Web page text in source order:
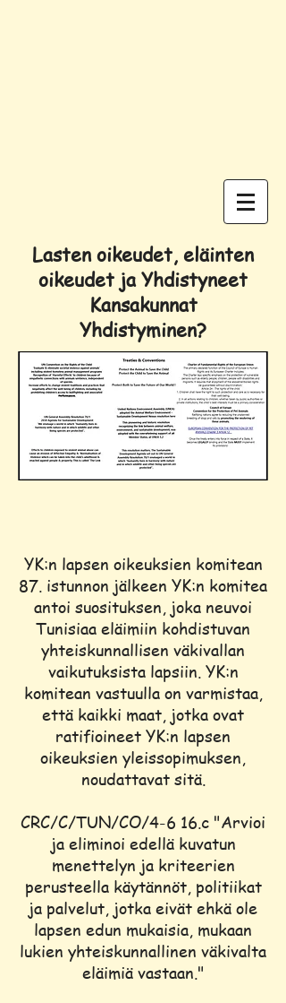
Lasten oikeudet, eläinten
oikeudet ja Yhdistyneet
Kansakunnat
Yhdistyminen?
YK:n lapsen oikeuksien komitean
87. istunnon jälkeen YK:n komitea
antoi suosituksen, joka neuvoi
Tunisiaa eläimiin kohdistuvan
yhteiskunnallisen väkivallan
vaikutuksista lapsiin. YK:n
komitean vastuulla on varmistaa,
että kaikki maat, jotka ovat
ratifioineet YK:n lapsen
oikeuksien yleissopimuksen,
noudattavat sitä.
CRC/C/TUN/CO/4-6 16.c "Arvioi
ja eliminoi edellä kuvatun
menettelyn ja kriteerien
perusteella käytännöt, politiikat
ja palvelut, jotka eivät ehkä ole
lapsen edun mukaisia, mukaan
lukien yhteiskunnallinen väkivalta
eläimiä vastaan."